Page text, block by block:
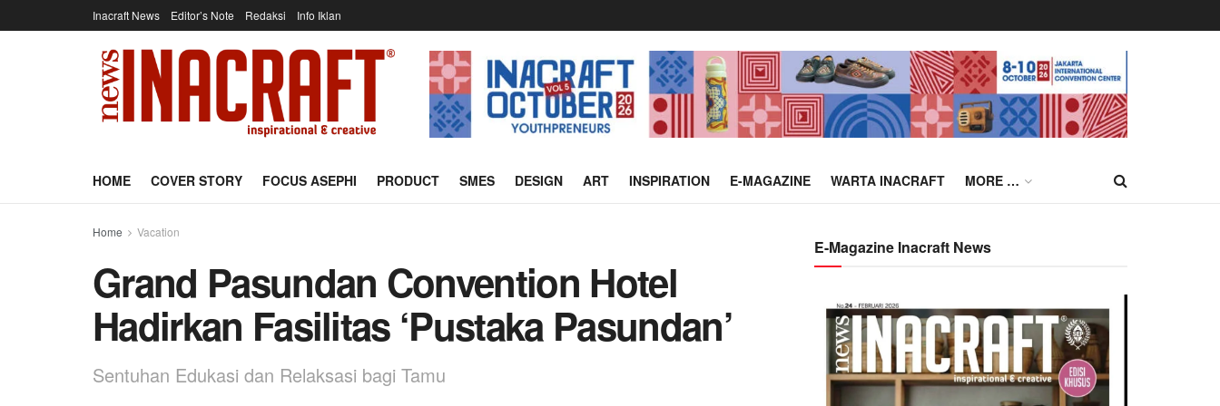
Inacraft News Editor’s Note Redaksi Info Iklan
HOME COVER STORY FOCUS ASEPHI PRODUCT SMES DESIGN ART INSPIRATION E-MAGAZINE WARTA INACRAFT MORE …
Home Vacation
Grand Pasundan Convention Hotel
Hadirkan Fasilitas ‘Pustaka Pasundan’
Sentuhan Edukasi dan Relaksasi bagi Tamu
E-Magazine Inacraft News